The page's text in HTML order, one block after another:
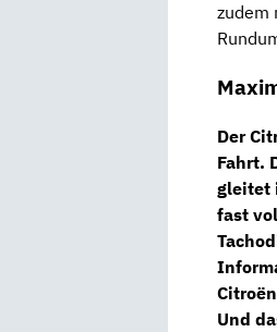
zudem
Der
Fahrt.
gleitet
fast
Und